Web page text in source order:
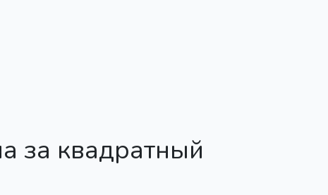
за квадратный